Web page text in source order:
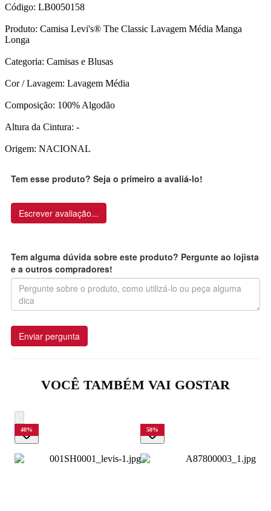
Código: LB0050158
Produto: Camisa Levi's® The Classic Lavagem Média Manga
Longa
Categoria: Camisas e Blusas
Cor / Lavagem: Lavagem Média
Composição: 100% Algodão
Altura da Cintura: -
Origem: NACIONAL
Tem esse produto? Seja o primeiro a avaliá-lo!
Escrever avaliação...
Tem alguma dúvida sobre este produto? Pergunte ao lojista
e a outros compradores!
Enviar pergunta
VOCÊ TAMBÉM VAI GOSTAR
40% 50%